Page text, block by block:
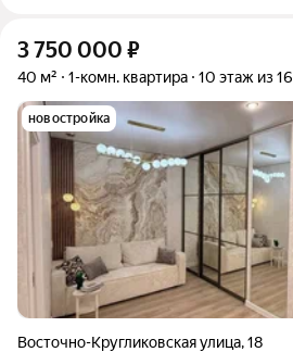
3 750 000 ₽
40 м² 1-комн. квартира 10 этаж из 16
новостройка
Восточно-Кругликовская улица,18